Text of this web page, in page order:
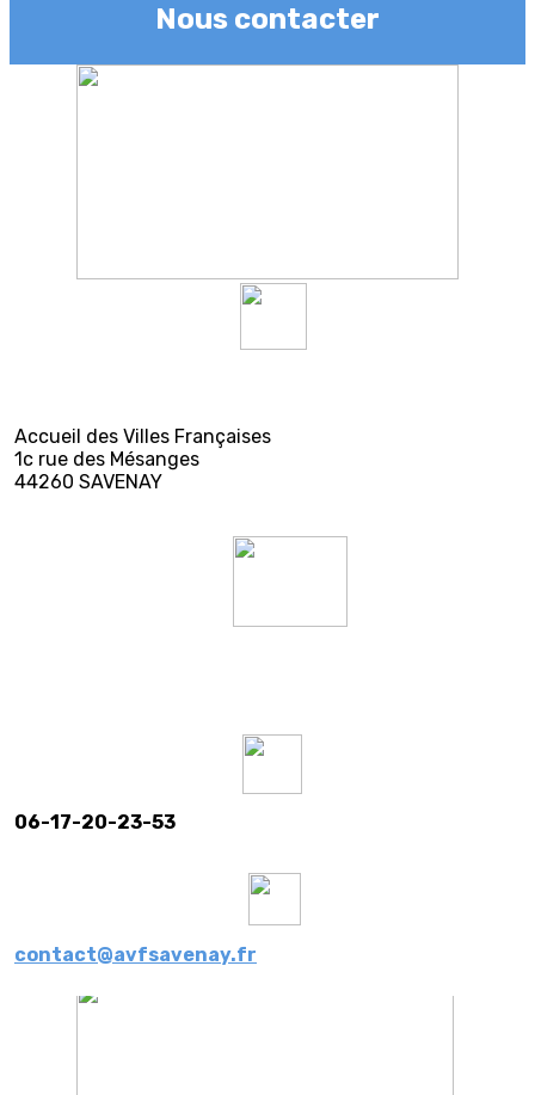
Nous contacter
Accueil des Villes Françaises
1c rue des Mésanges
44260 SAVENAY
06-17-20-23-53
contact@avfsavenay.fr